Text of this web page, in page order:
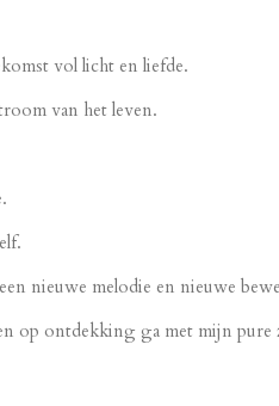
vol licht en liefde.
van het leven.
nieuwe melodie en nieuwe
op ontdekking ga met mijn pure